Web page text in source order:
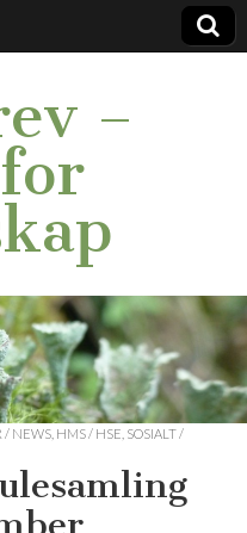
–
/ NEWS HMS / HSE SOSIALT /